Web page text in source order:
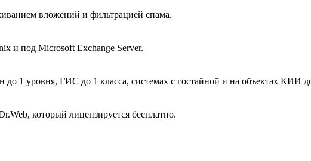
вложений и фильтрацией спама.
и под Microsoft Exchange Server.
1 уровня, ГИС до 1 класса, системах с гостайной и на объектах КИИ
который лицензируется бесплатно.